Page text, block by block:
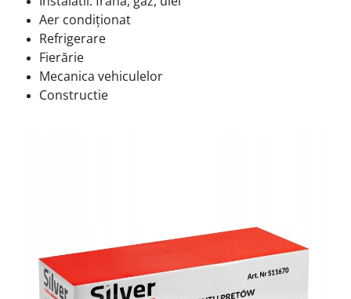
Aer condiționat
Refrigerare
Fierărie
Mecanica vehiculelor
Constructie